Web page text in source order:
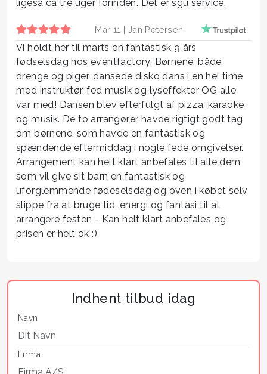
ligeså ca tre uger forinden. Det er sgu service.
Mar 11 | Jan Petersen
Vi holdt her til marts en fantastisk 9 års
fødselsdag hos eventfactory. Børnene, både
drenge og piger, dansede disko dans i en hel time
med instruktør, fed musik og lyseffekter OG alle
var med! Dansen blev efterfulgt af pizza, karaoke
og musik. De to arrangører havde rigtigt godt tag
om børnene, som havde en fantastisk og
spændende eftermiddag i nogle fede omgivelser.
Arrangement kan helt klart anbefales til alle dem
som vil give sit barn en fantastisk og
uforglemmende fødeselsdag og oven i købet selv
slippe fra at bruge tid, energi og fantasi til at
arrangere festen - Kan helt klart anbefales og
prisen er helt ok :)
Indhent tilbud idag
Navn
Firma